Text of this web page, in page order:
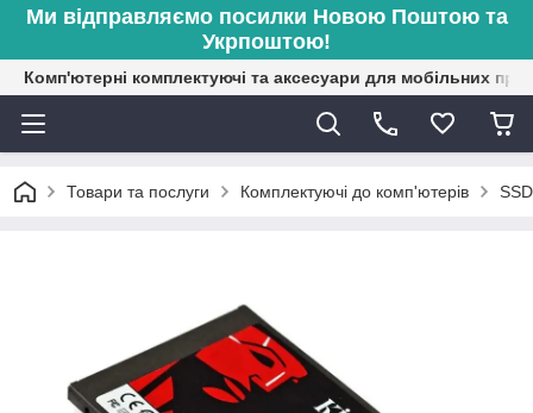
Ми відправляємо посилки Новою Поштою та
Укрпоштою!
Комп'ютерні комплектуючі та аксесуари для мобільних
Товари та послуги Комплектуючі до комп'ютерів